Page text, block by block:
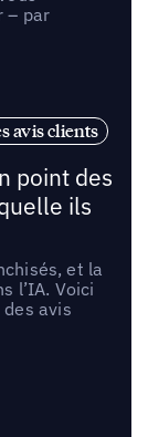
– par
avis clients
point des
ils
et la
l’IA. Voici
avis